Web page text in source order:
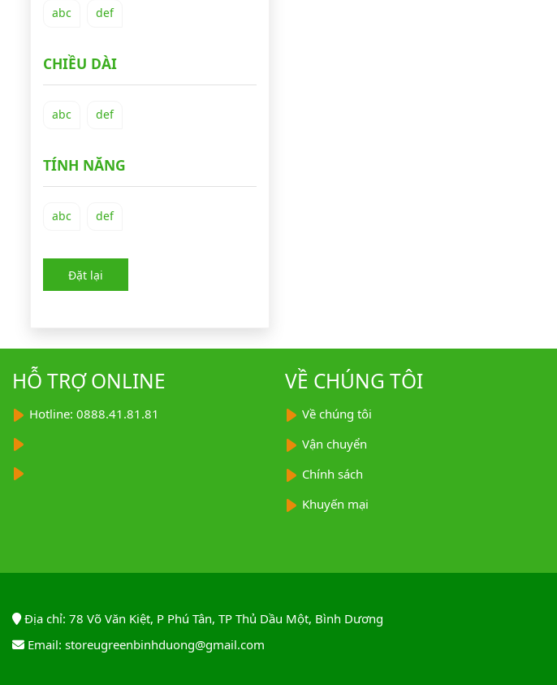
abc def
CHIỀU DÀI
abc def
TÍNH NĂNG
abc def
Đặt lại
HỖ TRỢ ONLINE
Hotline: 0888.41.81.81
VỀ CHÚNG TÔI
Về chúng tôi
Vận chuyển
Chính sách
Khuyến mại
Địa chỉ: 78 Võ Văn Kiệt, P Phú Tân, TP Thủ Dầu Một, Bình Dương
Email: storeugreenbinhduong@gmail.com